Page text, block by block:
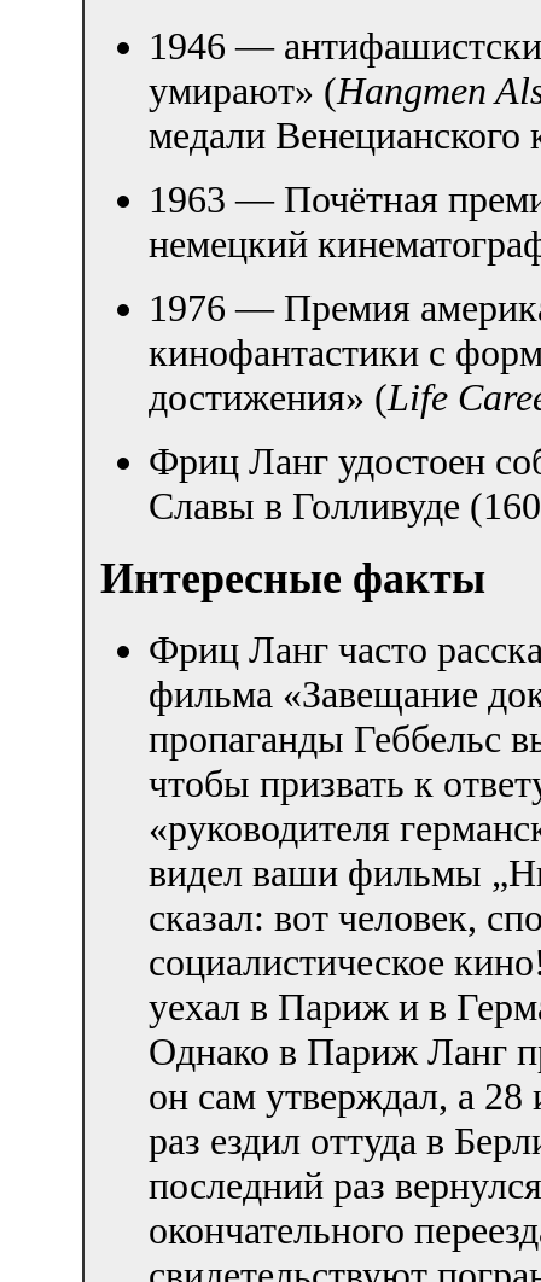
1946 —
умирают» (Hangmen
медали Венецианского
1963 — Почётная
немецкий
1976 — Премия
кинофантастики с
достижения» (Life
Фриц Ланг удостоен
Славы в Голливуде
Интересные факты
Фриц Ланг часто
фильма «Завещание
пропаганды Геббельс
чтобы призвать к
«руководителя
видел ваши фильмы
сказал: вот человек,
социалистическое
уехал в Париж и в
Однако в Париж Ланг
он сам утверждал, а
раз ездил оттуда в
последний раз
окончательного